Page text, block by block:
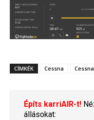
CÍMKÉK Cessna
Építs karriAIR-t!
állásokat: